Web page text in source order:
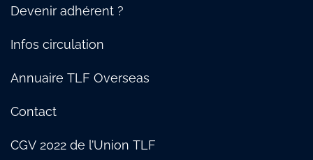
TLF Pays de Savoie
Devenir adhérent ?
Infos circulation
Annuaire TLF Overseas
Contact
CGV 2022 de l’Union TLF